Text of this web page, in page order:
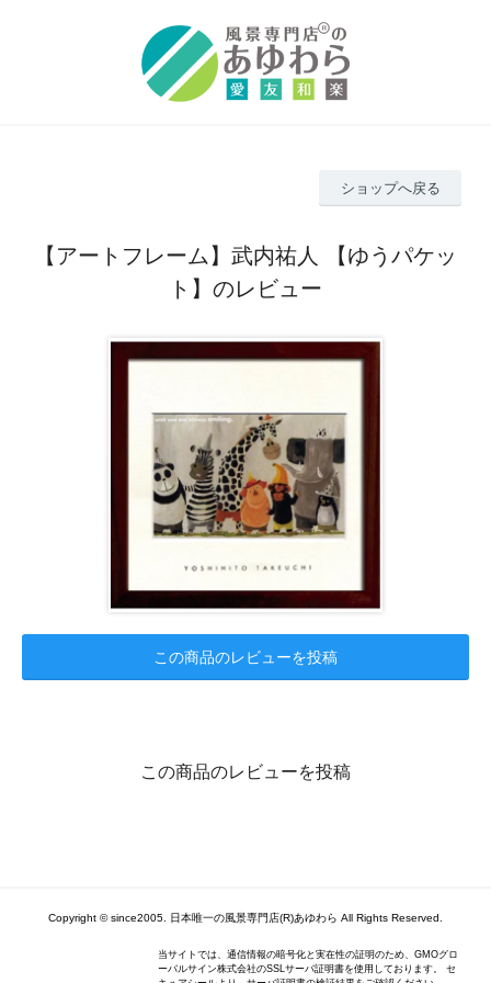
ショップへ戻る
【アートフレーム】武内祐人 【ゆうパケッ
ト】のレビュー
この商品のレビューを投稿
この商品のレビューを投稿
Copyright © since2005. 日本唯一の風景専門店(R)あゆわら All Rights Reserved.
当サイトでは、通信情報の暗号化と実在性の証明のため、GMOグロ
ーバルサイン株式会社のSSLサーバ証明書を使用しております。 セ